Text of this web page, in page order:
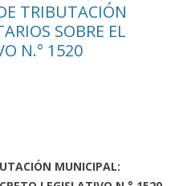
TRIBUTACIÓN
SOBRE EL
N.° 1520
MUNICIPAL: